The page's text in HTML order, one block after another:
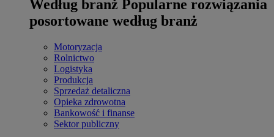
Według branż Popularne rozwiązania
posortowane według branż
Motoryzacja
Rolnictwo
Logistyka
Produkcja
Sprzedaż detaliczna
Opieka zdrowotna
Bankowość i finanse
Sektor publiczny